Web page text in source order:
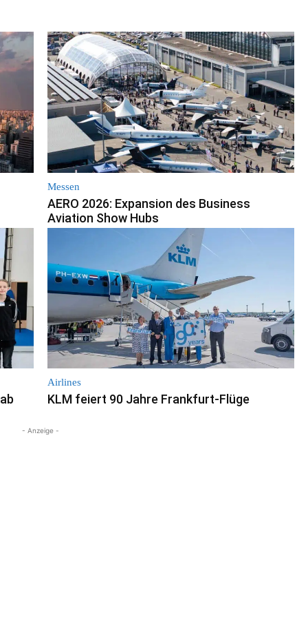
Messen
AERO 2026: Expansion des Business
Aviation Show Hubs
Airlines
KLM feiert 90 Jahre Frankfurt-Flüge
- Anzeige -